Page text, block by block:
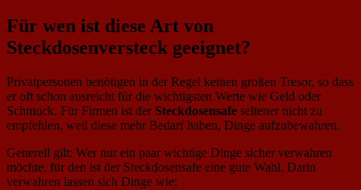
Für wen ist diese Art von
Steckdosenversteck geeignet?
Privatpersonen benötigen in der Regel keinen großen Tresor, so dass
er oft schon ausreicht für die wichtigsten Werte wie Geld oder
Schmuck. Für Firmen ist der Steckdosensafe seltener nicht zu
empfehlen, weil diese mehr Bedarf haben, Dinge aufzubewahren.
Generell gilt: Wer nur ein paar wichtige Dinge sicher verwahren
möchte, für den ist der Steckdosensafe eine gute Wahl. Darin
verwahren lassen sich Dinge wie: